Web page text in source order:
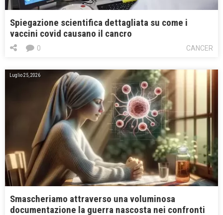
Spiegazione scientifica dettagliata su come i
vaccini covid causano il cancro
CANCER
0
Luglio 25, 2026
Smascheriamo attraverso una voluminosa
documentazione la guerra nascosta nei confronti